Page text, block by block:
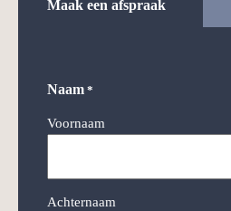
Maak een afspraak
Naam *
Voornaam
Achternaam